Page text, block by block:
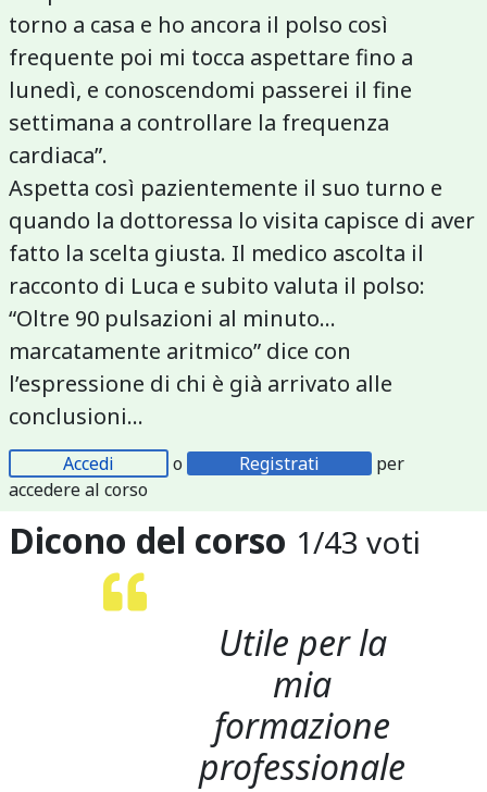
torno a casa e ho ancora il polso così
frequente poi mi tocca aspettare fino a
lunedì, e conoscendomi passerei il fine
settimana a controllare la frequenza
cardiaca”.
Aspetta così pazientemente il suo turno e
quando la dottoressa lo visita capisce di aver
fatto la scelta giusta. Il medico ascolta il
racconto di Luca e subito valuta il polso:
“Oltre 90 pulsazioni al minuto…
marcatamente aritmico” dice con
l’espressione di chi è già arrivato alle
conclusioni...
Accedi o Registrati
per
accedere al corso
Dicono del corso 1/43 voti
Utile per la
mia
formazione
professionale